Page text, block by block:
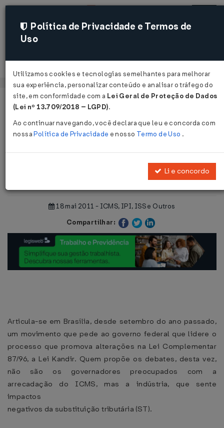
Acessar
Página Inicial
Notícias
Indústria pressiona por alterações
na Lei Kandir
18 mai 2011 - ICMS, IPI, ISS e Outros
Compartilhar:
Articula-se em Brasília, desde setembro do ano passado,
um movimento que pede ao governo federal que lidere o
processo que promova alterações na Lei Complementar
87/96, a Lei Kandir. Quem propõe os debates, desta vez,
não são os governadores preocupados com a
arrecadação do ICMS, mas a indústria, que sente
impactos
negativos da substituição tributária (ST).
Política de Privacidade e Termos de
Uso
Utilizamos cookies e tecnologias semelhantes para melhorar
sua experiência, personalizar conteúdo e analisar o tráfego do
site, em conformidade com a Lei Geral de Proteção de Dados
(Lei nº 13.709/2018 – LGPD).
Ao continuar navegando, você declara que leu e concorda com
nossaPolítica de Privacidade e nosso Termo de Uso .
Li e concordo